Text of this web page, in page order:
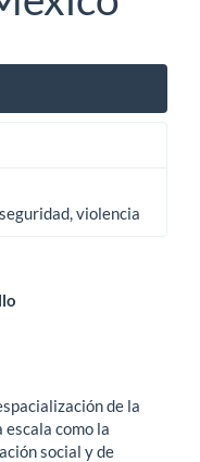
violencia
de la
como la
social y de